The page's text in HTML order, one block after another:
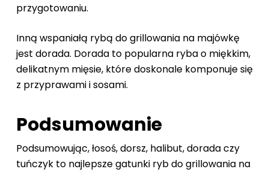
przygotowaniu.
Inną wspaniałą rybą do grillowania na majówkę
jest dorada. Dorada to popularna ryba o miękkim,
delikatnym mięsie, które doskonale komponuje się
z przyprawami i sosami.
Podsumowanie
Podsumowując, łosoś, dorsz, halibut, dorada czy
tuńczyk to najlepsze gatunki ryb do grillowania na